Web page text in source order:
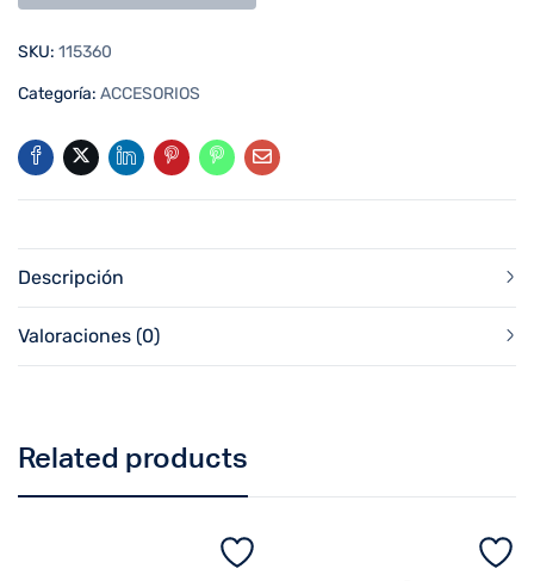
SKU: 115360
Categoría: ACCESORIOS
Descripción
Valoraciones (0)
Related products